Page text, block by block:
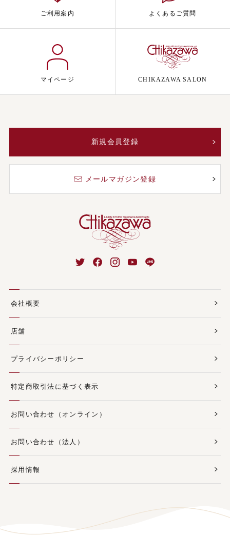
ご利用案内 よくあるご質問
マイページ CHIKAZAWA SALON
新規会員登録
メールマガジン登録
会社概要
店舗
プライバシーポリシー
特定商取引法に基づく表示
お問い合わせ（オンライン）
お問い合わせ（法人）
採用情報